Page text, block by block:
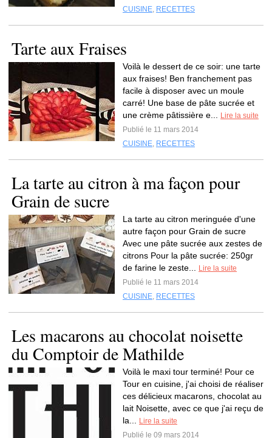
CUISINE, RECETTES
Tarte aux Fraises
Voilà le dessert de ce soir: une tarte
aux fraises! Ben franchement pas
facile à disposer avec un moule
carré! Une base de pâte sucrée et
une crème pâtissière e...
Lire la suite
Publié le 11 mars 2014
CUISINE, RECETTES
La tarte au citron à ma façon pour
Grain de sucre
La tarte au citron meringuée d'une
autre façon pour Grain de sucre
Avec une pâte sucrée aux zestes de
citrons Pour la pâte sucrée: 250gr
de farine le zeste...
Lire la suite
Publié le 11 mars 2014
CUISINE, RECETTES
Les macarons au chocolat noisette
du Comptoir de Mathilde
Voilà le maxi tour terminé! Pour ce
Tour en cuisine, j'ai choisi de réaliser
ces délicieux macarons, chocolat au
lait Noisette, avec ce que j'ai reçu de
la...
Lire la suite
Publié le 09 mars 2014